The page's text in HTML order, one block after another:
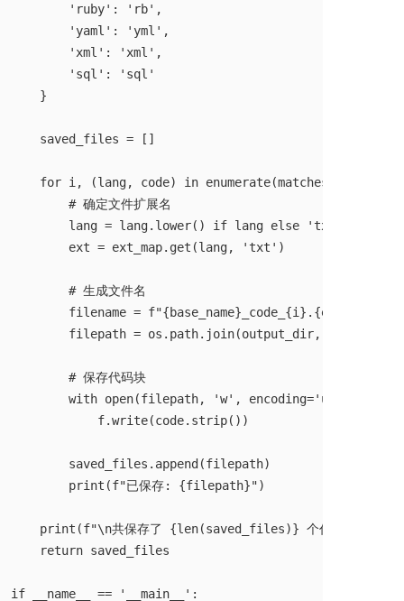
        'ruby': 'rb',
        'yaml': 'yml',
        'xml': 'xml',
        'sql': 'sql'
    }
    saved_files = []
    for i, (lang, code) in enumerate(matches, 1):
        # 确定文件扩展名
        lang = lang.lower() if lang else 'txt'
        ext = ext_map.get(lang, 'txt')
        # 生成文件名
        filename = f"{base_name}_code_{i}.{ext}"
        filepath = os.path.join(output_dir, filename)
        # 保存代码块
with open(filepath, 'w', encoding='utf-8') as
            f.write(code.strip())
        saved_files.append(filepath)
        print(f"已保存: {filepath}")
print(f"\n共保存了 {len(saved_files)} 个代码文件到
    return saved_files
if __name__ == '__main__':